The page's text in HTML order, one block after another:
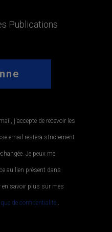
Publications
j'accepte de recevoir les
email restera strictement
Je peux me
au lien présent dans
en savoir plus sur mes
de confidentialité.